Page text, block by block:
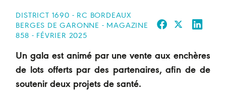
DISTRICT 1690 - RC BORDEAUX
BERGES DE GARONNE - MAGAZINE
858 - FÉVRIER 2025
Un gala est animé par une vente aux enchères
de lots offerts par des partenaires, afin de de
soutenir deux projets de santé.